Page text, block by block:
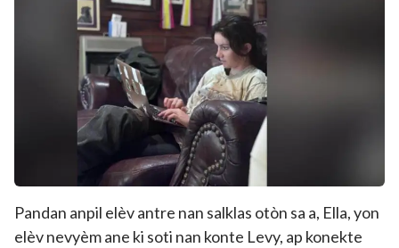
Pandan anpil elèv antre nan salklas otòn sa a, Ella, yon
elèv nevyèm ane ki soti nan konte Levy, ap konekte